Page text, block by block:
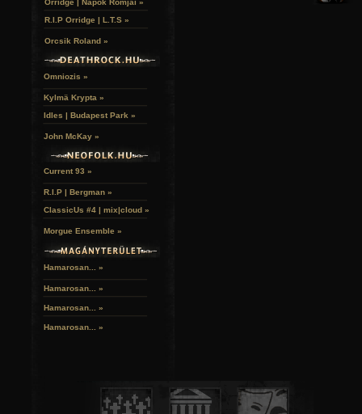
R.I.P Orridge | L.T.S »
Orcsik Roland »
Omniozis »
Kylmä Krypta »
Idles | Budapest Park »
John McKay »
Current 93 »
R.I.P | Bergman »
ClassicUs #4 | mix|cloud »
Morgue Ensemble »
Hamarosan... »
Hamarosan... »
Hamarosan... »
Hamarosan... »